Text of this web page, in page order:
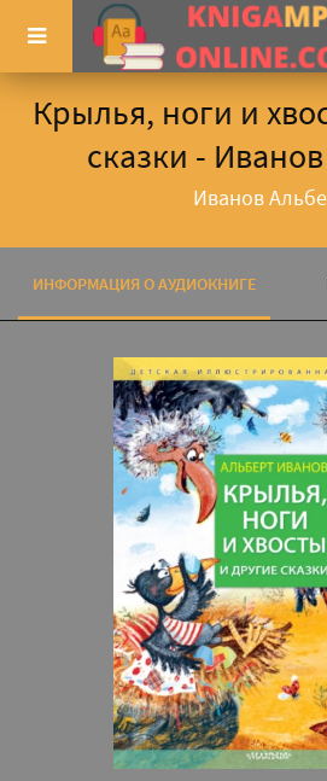
Крылья, ноги и
сказки -
Иванов
ИНФОРМАЦИЯ О АУДИОКНИГЕ